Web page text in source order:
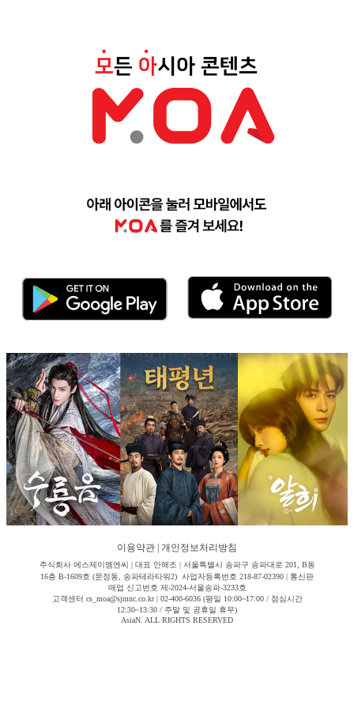
이용약관 개인정보처리방침
주식회사 에스제이엠엔씨 | 대표 안해조 | 서울특별시 송파구 송파대로 201, B동
16층 B-1609호 (문정동, 송파테라타워2) 사업자등록번호 218-87-02390 | 통신판
매업 신고번호 제-2024-서울송파-3233호
고객센터 cs_moa@sjmnc.co.kr | 02-400-6036 (평일 10:00~17:00 / 점심시간
12:30~13:30 / 주말 및 공휴일 휴무)
AsiaN. ALL RIGHTS RESERVED